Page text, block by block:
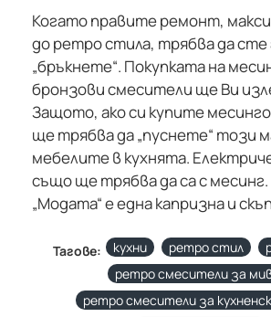
Когато правите ремонт,
до ретро стила, трябва да сте
„бръкнете“. Покупката на
бронзови смесители ще Ви
Защото, ако си купите
ще трябва да „пуснете“ този
мебелите в кухнята.
също ще трябва да са с
„Модата“ е една капризна и
Тагове: кухни ретро стил
ретро смесители за
ретро смесители за